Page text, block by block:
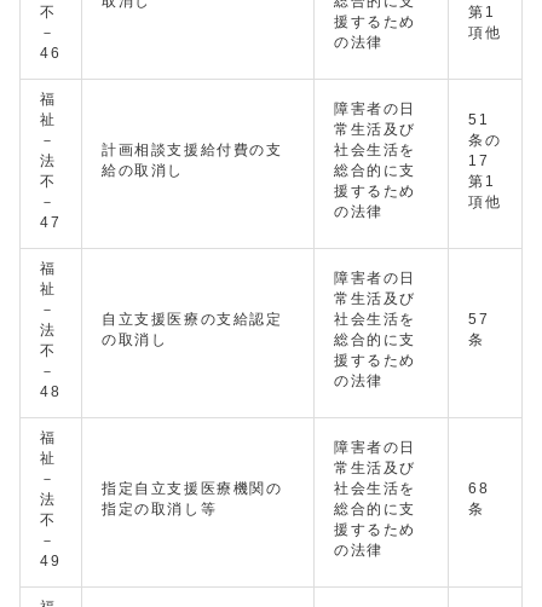
不
－
46
援するため
の法律
第1
項他
福
祉
－
法
不
－
47
計画相談支援給付費の支
給の取消し
障害者の日
常生活及び
社会生活を
総合的に支
援するため
の法律
51
条の
17
第1
項他
福
祉
－
法
不
－
48
自立支援医療の支給認定
の取消し
障害者の日
常生活及び
社会生活を
総合的に支
援するため
の法律
57
条
福
祉
－
法
不
－
49
指定自立支援医療機関の
指定の取消し等
障害者の日
常生活及び
社会生活を
総合的に支
援するため
の法律
68
条